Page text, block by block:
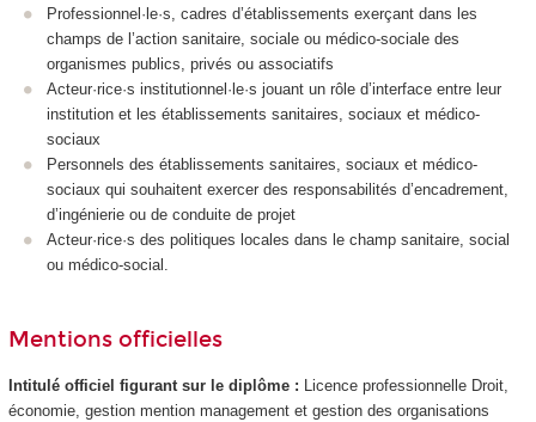
Professionnel·le·s, cadres d’établissements exerçant dans les
champs de l’action sanitaire, sociale ou médico-sociale des
organismes publics, privés ou associatifs
Acteur·rice·s institutionnel·le·s jouant un rôle d’interface entre leur
institution et les établissements sanitaires, sociaux et médico-
sociaux
Personnels des établissements sanitaires, sociaux et médico-
sociaux qui souhaitent exercer des responsabilités d’encadrement,
d’ingénierie ou de conduite de projet
Acteur·rice·s des politiques locales dans le champ sanitaire, social
ou médico-social.
Mentions officielles
Intitulé officiel figurant sur le diplôme : Licence professionnelle Droit,
économie, gestion mention management et gestion des organisations